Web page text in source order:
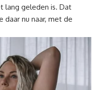
lang geleden is. Dat
daar nu naar, met de